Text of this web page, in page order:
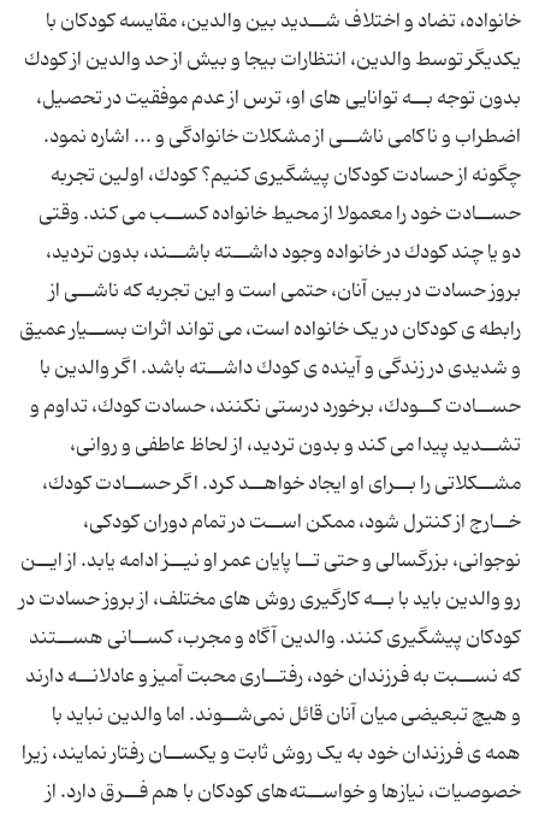
خانواده، تضاد و اختلاف شــدید بین والدین، مقایسه کودکان با
یکدیگر توسط والدین، انتظارات بیجا و بیش از حد والدین از کودك
بدون توجه بــه توانایى هاى او، ترس از عدم موفقیت در تحصیل،
اضطراب و ناکامى ناشــى از مشکلات خانوادگى و ... اشاره نمود.
چگونه از حسادت کودکان پیشگیرى کنیم؟ کودك، اولین تجربه
حســادت خود را معمولا از محیط خانواده کســب مى کند. وقتى
دو یا چند کودك در خانواده وجود داشــته باشــند، بدون تردید،
بروز حسادت در بین آنان، حتمى است و این تجربه که ناشــى از
رابطه ى کودکان در یک خانواده است، مى تواند اثرات بســیار عمیق
و شدیدى در زندگى و آینده ى کودك داشــته باشد. اگر والدین با
حســادت کــودك، برخورد درستى نکنند، حسادت کودك، تداوم و
تشــدید پیدا مى کند و بدون تردید، از لحاظ عاطفى و روانى،
مشــکلاتى را بــراى او ایجاد خواهــد کرد. اگر حســادت کودك،
خــارج از کنترل شود، ممکن اســت در تمام دوران کودکى،
نوجوانى، بزرگسالى و حتى تــا پایان عمر او نیــز ادامه یابد. از ایــن
رو والدین باید با بــه کارگیرى روش هاى مختلف، از بروز حسادت در
کودکان پیشگیرى کنند. والدین آگاه و مجرب، کســانى هســتند
که نســبت به فرزندان خود، رفتــارى محبت آمیز و عادلانــه دارند
و هیچ تبعیضى میان آنان قائل نمى‌شــوند. اما والدین نباید با
همه ى فرزندان خود به یک روش ثابت و یکســان رفتار نمایند، زیرا
خصوصیات، نیازها و خواســته‌هاى کودکان با هم فــرق دارد. از